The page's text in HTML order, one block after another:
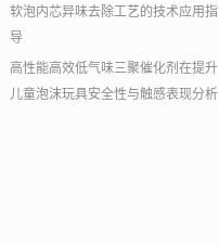
软泡内芯异味去除工艺的技术应用指
导
高性能高效低气味三聚催化剂在提升
儿童泡沫玩具安全性与触感表现分析